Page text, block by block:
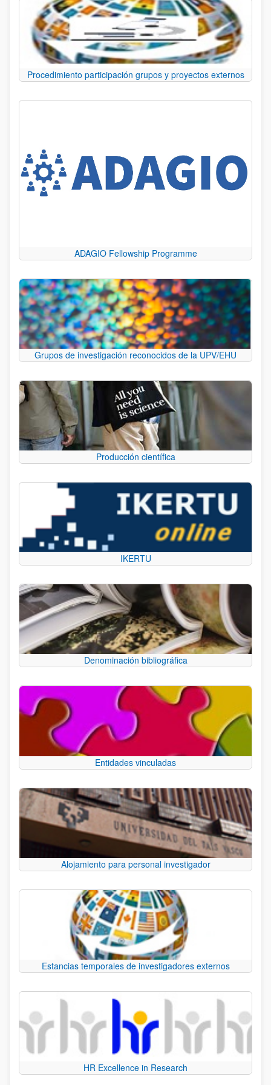
Procedimiento participación grupos y proyectos externos
ADAGIO Fellowship Programme
Grupos de investigación reconocidos de la UPV/EHU
Producción científica
IKERTU
Denominación bibliográfica
Entidades vinculadas
Alojamiento para personal investigador
Estancias temporales de investigadores externos
HR Excellence in Research